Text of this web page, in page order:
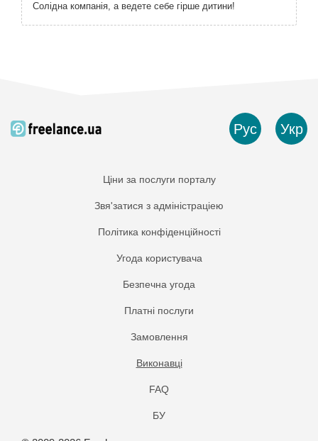
Солідна компанія, а ведете себе гірше дитини!
Рус Укр
Ціни за послуги порталу
Звя'затися з адміністраціею
Політика конфіденційності
Угода користувача
Безпечна угода
Платнi послуги
Замовлення
Виконавці
FAQ
БУ